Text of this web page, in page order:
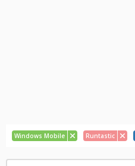
Windows Mobile Runtastic